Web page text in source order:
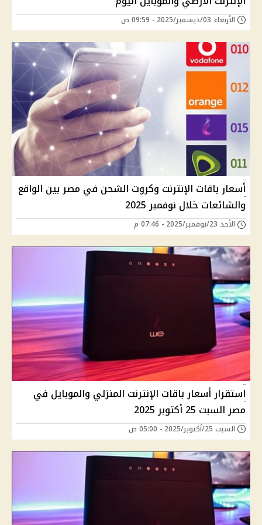
الأربعاء 03/ديسمبر/2025 - 09:59 ص
أسعار باقات الإنترنت وكروت الشحن في مصر بين الواقع
والشائعات خلال نوفمبر 2025
الأحد 23/نوفمبر/2025 - 07:46 م
استقرار أسعار باقات الإنترنت المنزلي والموبايل في
مصر السبت 25 أكتوبر 2025
السبت 25/أكتوبر/2025 - 05:00 ص